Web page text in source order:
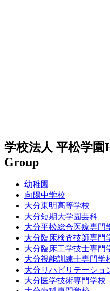
学校法人 平松学園
Group
幼稚園
向陽中学校
大分東明高等学校
大分短期大学園芸科
大分平松総合医療専門
大分臨床検査技師専門
大分臨床工学技士専門
大分視能訓練士専門学
大分リハビリテーショ
大分医学技術専門学校